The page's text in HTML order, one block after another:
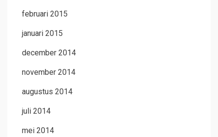
februari 2015
januari 2015
december 2014
november 2014
augustus 2014
juli 2014
mei 2014